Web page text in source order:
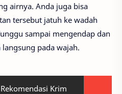
airnya. Anda juga bisa
tersebut jatuh ke wadah
sampai mengendap dan
pada wajah.
Krim